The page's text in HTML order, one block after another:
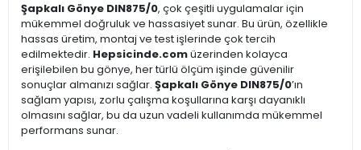
Şapkalı Gönye DIN875/0, çok çeşitli uygulamalar için
mükemmel doğruluk ve hassasiyet sunar. Bu ürün, özellikle
hassas üretim, montaj ve test işlerinde çok tercih
edilmektedir. Hepsicinde.comüzerinden kolayca
erişilebilen bu gönye, her türlü ölçüm işinde güvenilir
sonuçlar almanızı sağlar. Şapkalı Gönye DIN875/0’ın
sağlam yapısı, zorlu çalışma koşullarına karşı dayanıklı
olmasını sağlar, bu da uzun vadeli kullanımda mükemmel
performans sunar.